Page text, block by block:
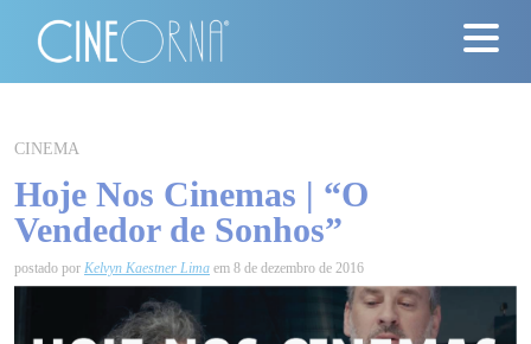
News
#ClássicosCineOrna
CINEMA
Hoje Nos Cinemas | “O
Vendedor de Sonhos”
postado por Kelvyn Kaestner Lima em 8 de dezembro de 2016